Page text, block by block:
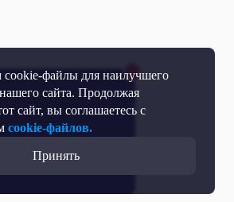
файлы для наилучшего
сайта. Продолжая
сайт, вы соглашаетесь с
cookie-файлов.
Принять